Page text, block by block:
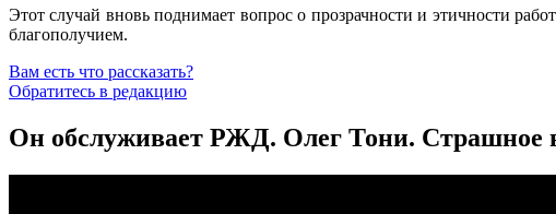
Этот случай вновь поднимает вопрос о прозрачности и этичности
благополучием.
Вам есть что рассказать?
Обратитесь в редакцию
Он обслуживает РЖД. Олег Тони. Страшное